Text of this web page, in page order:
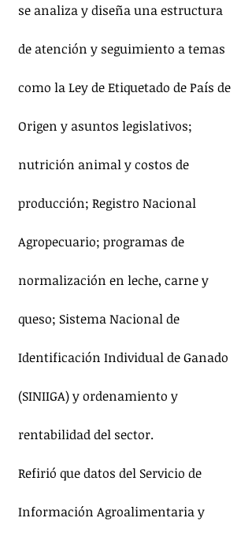
se analiza y diseña una estructura
de atención y seguimiento a temas
como la Ley de Etiquetado de País de
Origen y asuntos legislativos;
nutrición animal y costos de
producción; Registro Nacional
Agropecuario; programas de
normalización en leche, carne y
queso; Sistema Nacional de
Identificación Individual de Ganado
(SINIIGA) y ordenamiento y
rentabilidad del sector.
Refirió que datos del Servicio de
Información Agroalimentaria y